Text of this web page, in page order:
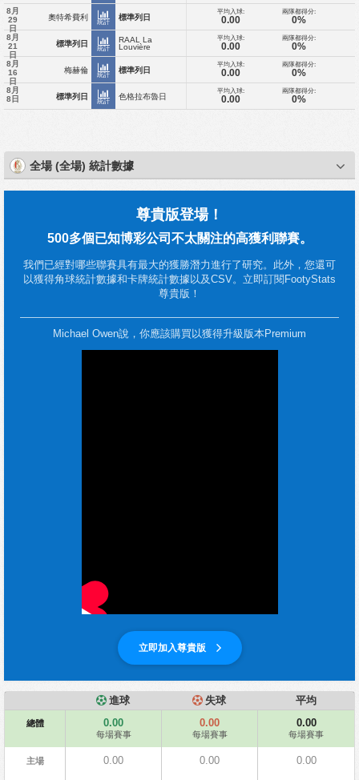
8月
29
日
奧特希費利
統計
標準列日
平均入球:
0.00
兩隊都得分:
0%
8月
21
日
標準列日
統計
RAAL La
Louvière
平均入球:
0.00
兩隊都得分:
0%
8月
16
日
梅赫倫
統計
標準列日
平均入球:
0.00
兩隊都得分:
0%
8月
8日
標準列日
統計
色格拉布魯日
平均入球:
0.00
兩隊都得分:
0%
全場 (全場) 統計數據
尊貴版登場！
500多個已知博彩公司不太關注的高獲利聯賽。
我們已經對哪些聯賽具有最大的獲勝潛力進行了研究。此外，您還可
以獲得角球統計數據和卡牌統計數據以及CSV。立即訂閱FootyStats
尊貴版！
立即加入尊貴版
Michael Owen說，你應該購買以獲得升級版本Premium
進球 失球 平均
總體 0.00
每場賽事
0.00
每場賽事
0.00
每場賽事
主場 0.00 0.00 0.00